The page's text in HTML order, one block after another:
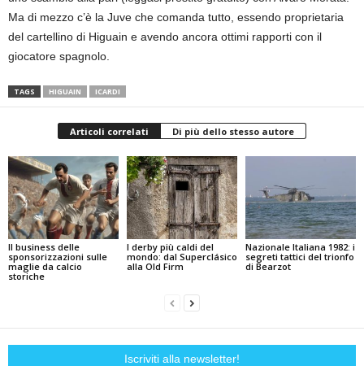
Ma di mezzo c’è la Juve che comanda tutto, essendo proprietaria
del cartellino di Higuain e avendo ancora ottimi rapporti con il
giocatore spagnolo.
TAGS HIGUAIN ICARDI
Articoli correlati Di più dello stesso autore
Il business delle
sponsorizzazioni sulle
maglie da calcio
storiche
I derby più caldi del
mondo: dal Superclásico
alla Old Firm
Nazionale Italiana 1982: i
segreti tattici del trionfo
di Bearzot
Iscriviti alla newsletter!